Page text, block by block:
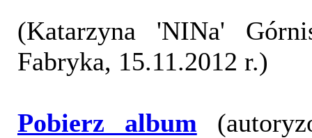
(Katarzyna 'NINa'
Fabryka, 15.11.2012 r.)
Pobierz album